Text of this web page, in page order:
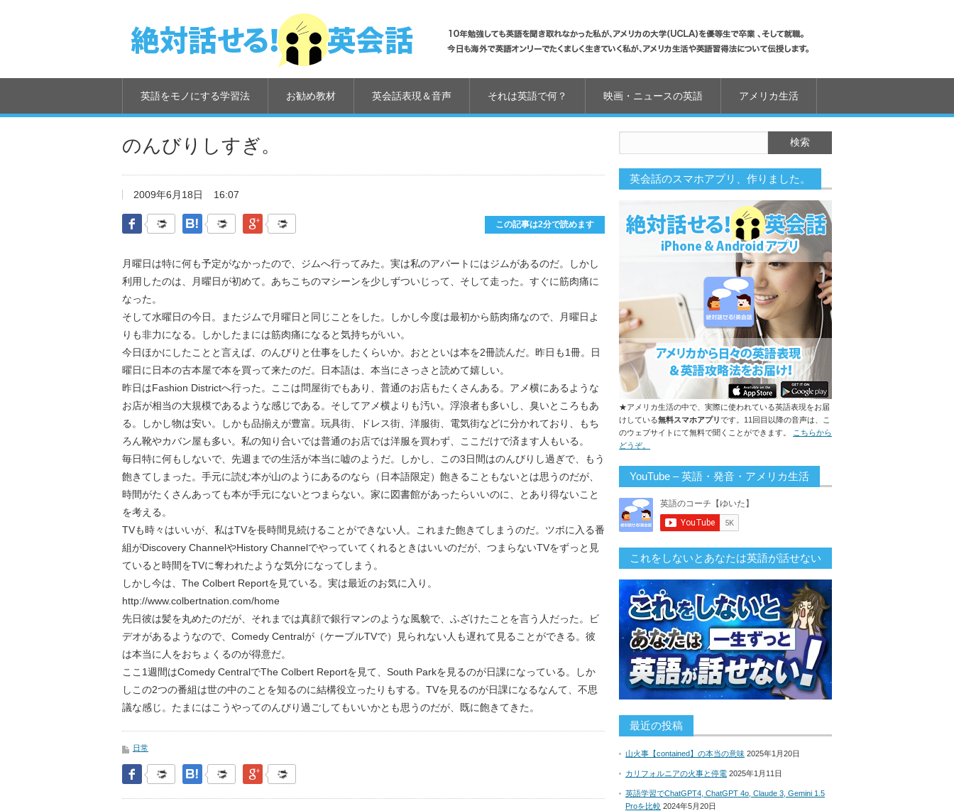
英語をモノにする学習法 お勧め教材 英会話表現＆音声 それは英語で何？ 映画・ニュースの英語 アメリカ生活
のんびりしすぎ。
2009年6月18日 16:07
Facebook はてなブックマークGoogle Plus この記事は2分で読めます
月曜日は特に何も予定がなかったので、ジムへ行ってみた。実は私のアパートにはジムがあるのだ。しかし
利用したのは、月曜日が初めて。あちこちのマシーンを少しずついじって、そして走った。すぐに筋肉痛に
なった。
そして水曜日の今日。またジムで月曜日と同じことをした。しかし今度は最初から筋肉痛なので、月曜日よ
りも非力になる。しかしたまには筋肉痛になると気持ちがいい。
今日ほかにしたことと言えば、のんびりと仕事をしたくらいか。おとといは本を2冊読んだ。昨日も1冊。日
曜日に日本の古本屋で本を買って来たのだ。日本語は、本当にさっさと読めて嬉しい。
昨日はFashion Districtへ行った。ここは問屋街でもあり、普通のお店もたくさんある。アメ横にあるような
お店が相当の大規模であるような感じである。そしてアメ横よりも汚い。浮浪者も多いし、臭いところもあ
る。しかし物は安い。しかも品揃えが豊富。玩具街、ドレス街、洋服街、電気街などに分かれており、もち
ろん靴やカバン屋も多い。私の知り合いでは普通のお店では洋服を買わず、ここだけで済ます人もいる。
毎日特に何もしないで、先週までの生活が本当に嘘のようだ。しかし、この3日間はのんびりし過ぎで、もう
飽きてしまった。手元に読む本が山のようにあるのなら（日本語限定）飽きることもないとは思うのだが、
時間がたくさんあっても本が手元にないとつまらない。家に図書館があったらいいのに、とあり得ないこと
を考える。
TVも時々はいいが、私はTVを長時間見続けることができない人。これまた飽きてしまうのだ。ツボに入る番
組がDiscovery ChannelやHistory Channelでやっていてくれるときはいいのだが、つまらないTVをずっと見
ていると時間をTVに奪われたような気分になってしまう。
しかし今は、The Colbert Reportを見ている。実は最近のお気に入り。
http://www.colbertnation.com/home
先日彼は髪を丸めたのだが、それまでは真顔で銀行マンのような風貌で、ふざけたことを言う人だった。ビ
デオがあるようなので、Comedy Centralが（ケーブルTVで）見られない人も遅れて見ることができる。彼
は本当に人をおちょくるのが得意だ。
ここ1週間はComedy CentralでThe Colbert Reportを見て、South Parkを見るのが日課になっている。しか
しこの2つの番組は世の中のことを知るのに結構役立ったりもする。TVを見るのが日課になるなんて、不思
議な感じ。たまにはこうやってのんびり過ごしてもいいかとも思うのだが、既に飽きてきた。
日常
Facebook はてなブックマークGoogle Plus
英会話のスマホアプリ、作りました。
★アメリカ生活の中で、実際に使われている英語表現をお届
けしている無料スマホアプリです。11回目以降の音声は、こ
のウェブサイトにて無料で聞くことができます。
こちらから
どうぞ。
YouTube – 英語・発音・アメリカ生活
これをしないとあなたは英語が話せない
最近の投稿
山火事【contained】の本当の意味 2025年1月20日
カリフォルニアの火事と停電 2025年1月11日
英語学習でChatGPT4, ChatGPT 4o, Claude 3, Gemini 1.5
Proを比較 2024年5月20日